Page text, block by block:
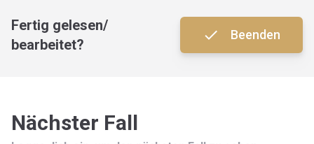
Fertig gelesen/
bearbeitet?
done Beenden
Nächster Fall